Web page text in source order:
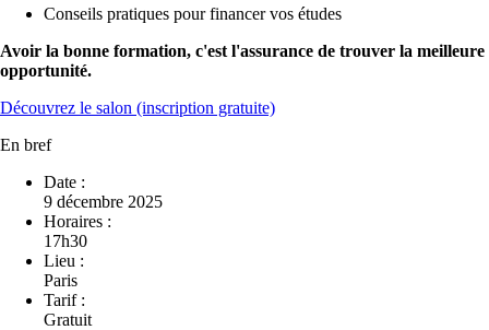
Conseils pratiques pour financer vos études
Avoir la bonne formation, c'est l'assurance de trouver la meilleure
opportunité.
Découvrez le salon (inscription gratuite)
En bref
Date :
9 décembre 2025
Horaires :
17h30
Lieu :
Paris
Tarif :
Gratuit